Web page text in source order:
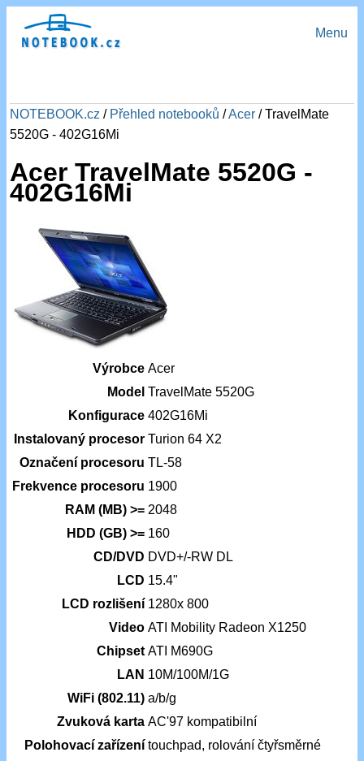
Menu
NOTEBOOK.cz / Přehled notebooků /Acer / TravelMate
5520G - 402G16Mi
Acer TravelMate 5520G -
402G16Mi
Výrobce Acer
Model TravelMate 5520G
Konfigurace 402G16Mi
Instalovaný procesor Turion 64 X2
Označení procesoru TL-58
Frekvence procesoru 1900
RAM (MB) >= 2048
HDD (GB) >= 160
CD/DVD DVD+/-RW DL
LCD 15.4"
LCD rozlišení 1280x 800
Video ATI Mobility Radeon X1250
Chipset ATI M690G
LAN 10M/100M/1G
WiFi (802.11) a/b/g
Zvuková karta AC'97 kompatibilní
Polohovací zařízení touchpad, rolování čtyřsměrné